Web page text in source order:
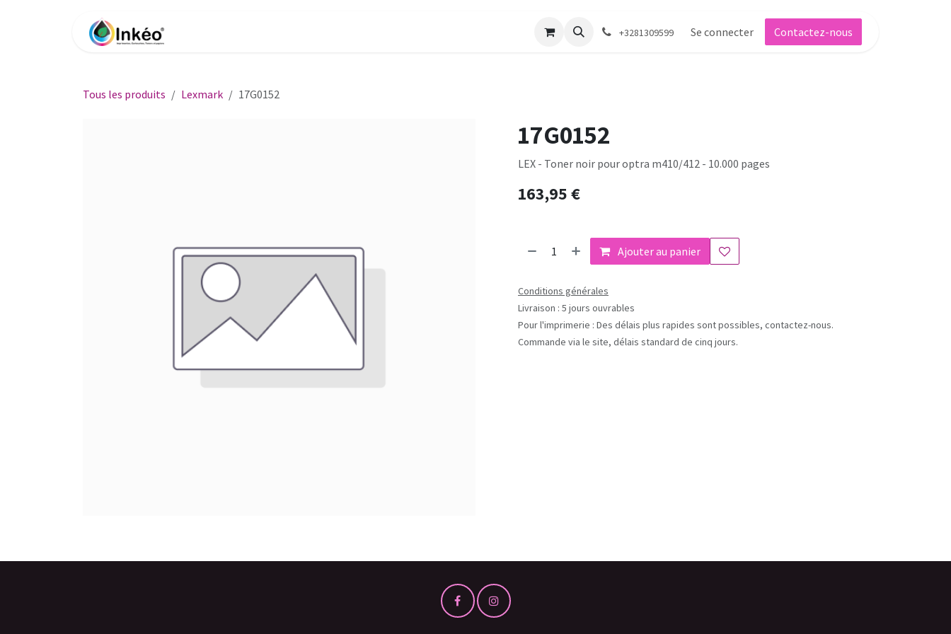
+3281309599 Se connecter Contactez-nous
Tous les produits Lexmark 17G0152
17G0152
LEX - Toner noir pour optra m410/412 - 10.000 pages
163,95€
Ajouter au panier
Conditions générales
Livraison : 5 jours ouvrables
Pour l'imprimerie : Des délais plus rapides sont possibles, contactez-nous.
Commande via le site, délais standard de cinq jours.